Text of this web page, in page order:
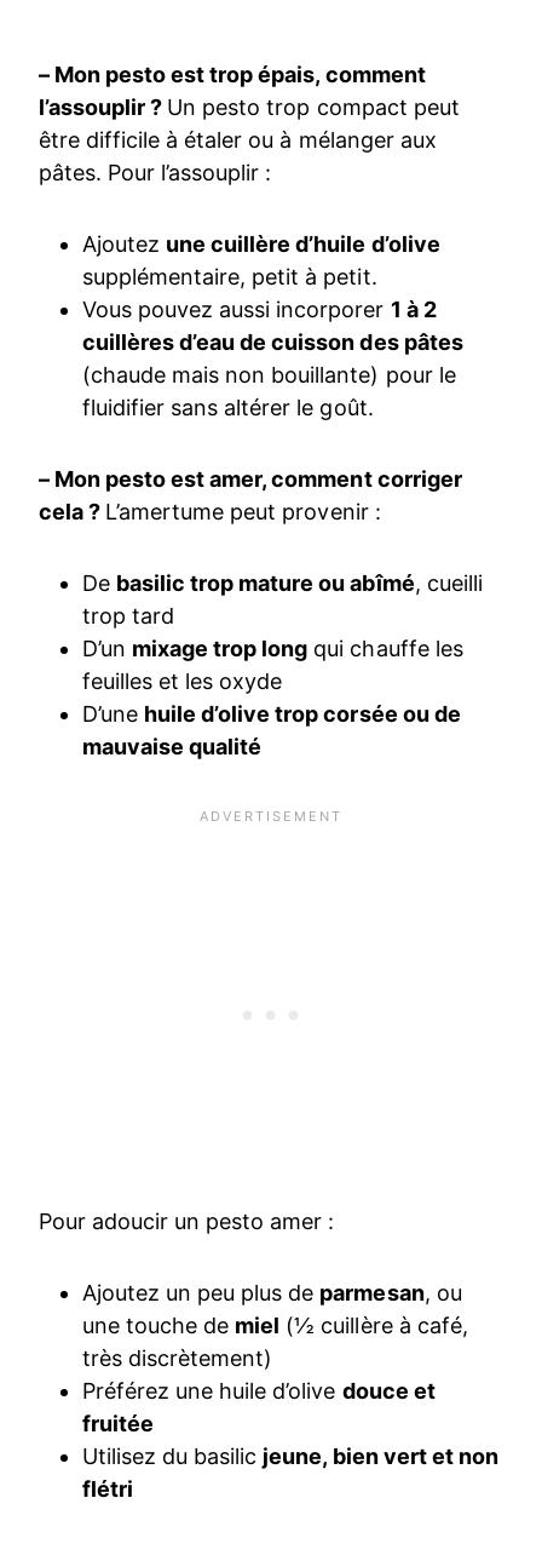
– Mon pesto est trop épais, comment
l’assouplir ? Un pesto trop compact peut
être difficile à étaler ou à mélanger aux
pâtes. Pour l’assouplir :
Ajoutez une cuillère d’huile d’olive
supplémentaire, petit à petit.
Vous pouvez aussi incorporer 1 à 2
cuillères d’eau de cuisson des pâtes
(chaude mais non bouillante) pour le
fluidifier sans altérer le goût.
– Mon pesto est amer, comment corriger
cela ? L’amertume peut provenir :
De basilic trop mature ou abîmé, cueilli
trop tard
D’un mixage trop long qui chauffe les
feuilles et les oxyde
D’une huile d’olive trop corsée ou de
mauvaise qualité
Pour adoucir un pesto amer :
Ajoutez un peu plus de parmesan, ou
une touche de miel (½ cuillère à café,
très discrètement)
Préférez une huile d’olive douce et
fruitée
Utilisez du basilic jeune, bien vert et non
flétri